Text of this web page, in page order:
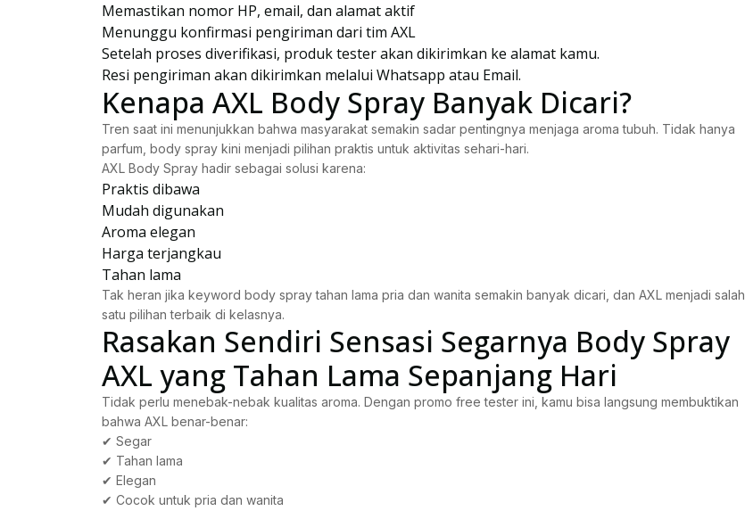
Memastikan nomor HP, email, dan alamat aktif
Menunggu konfirmasi pengiriman dari tim AXL
Setelah proses diverifikasi, produk tester akan dikirimkan ke alamat kamu.
Resi pengiriman akan dikirimkan melalui Whatsapp atau Email.
Kenapa AXL Body Spray Banyak Dicari?
Tren saat ini menunjukkan bahwa masyarakat semakin sadar pentingnya menjaga aroma tubuh. Tidak hanya
parfum, body spray kini menjadi pilihan praktis untuk aktivitas sehari-hari.
AXL Body Spray hadir sebagai solusi karena:
Praktis dibawa
Mudah digunakan
Aroma elegan
Harga terjangkau
Tahan lama
Tak heran jika keyword body spray tahan lama pria dan wanita semakin banyak dicari, dan AXL menjadi salah
satu pilihan terbaik di kelasnya.
Rasakan Sendiri Sensasi Segarnya Body Spray
AXL yang Tahan Lama Sepanjang Hari
Tidak perlu menebak-nebak kualitas aroma. Dengan promo free tester ini, kamu bisa langsung membuktikan
bahwa AXL benar-benar:
✔ Segar
✔ Tahan lama
✔ Elegan
✔ Cocok untuk pria dan wanita